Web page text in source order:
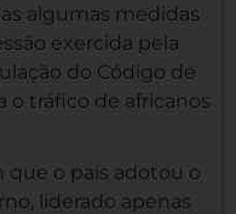
algumas medidas
exercida pela
do Código de
o tráfico de africanos
o país adotou o
liderado apenas